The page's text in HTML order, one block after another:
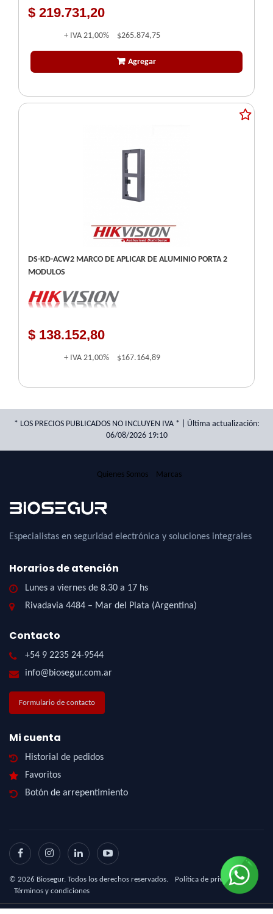
$ 219.731,20
+ IVA 21,00% $265.874,75
Agregar
DS-KD-ACW2 MARCO DE APLICAR DE ALUMINIO PORTA 2
MODULOS
$ 138.152,80
+ IVA 21,00% $167.164,89
* LOS PRECIOS PUBLICADOS NO INCLUYEN IVA * | Última actualización:
06/08/2026 19:10
Quienes Somos Marcas
Especialistas en seguridad electrónica y soluciones integrales
Horarios de atención
Lunes a viernes de 8.30 a 17 hs
Rivadavia 4484 – Mar del Plata (Argentina)
Contacto
+54 9 2235 24-9544
info@biosegur.com.ar
Formulario de contacto
Mi cuenta
Historial de pedidos
Favoritos
Botón de arrepentimiento
© 2026 Biosegur. Todos los derechos reservados. Política de privacidad
|
Términos y condiciones